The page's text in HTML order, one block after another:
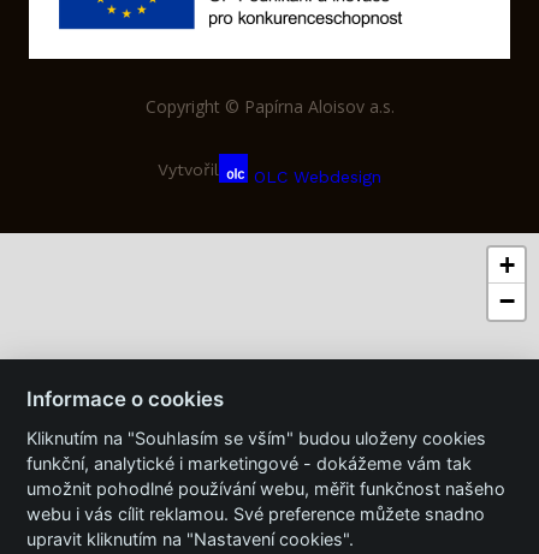
Copyright © Papírna Aloisov a.s.
Vytvořil OLC Webdesign
+
−
Informace o cookies
Kliknutím na "Souhlasím se vším" budou uloženy cookies
funkční, analytické i marketingové - dokážeme vám tak
umožnit pohodlné používání webu, měřit funkčnost našeho
webu i vás cílit reklamou. Své preference můžete snadno
upravit kliknutím na "Nastavení cookies".